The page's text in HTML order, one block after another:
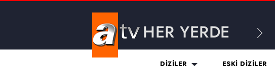
HER YERDE
DİZİLER ESKİ DİZİLER